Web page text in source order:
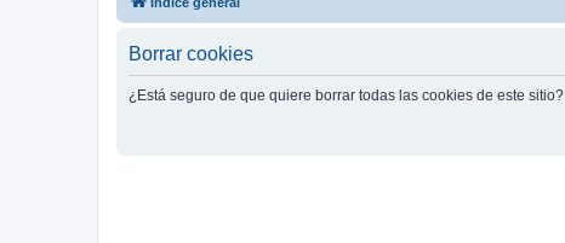
Borrar cookies
¿Está seguro de que quiere borrar todas las cookies de este sitio?